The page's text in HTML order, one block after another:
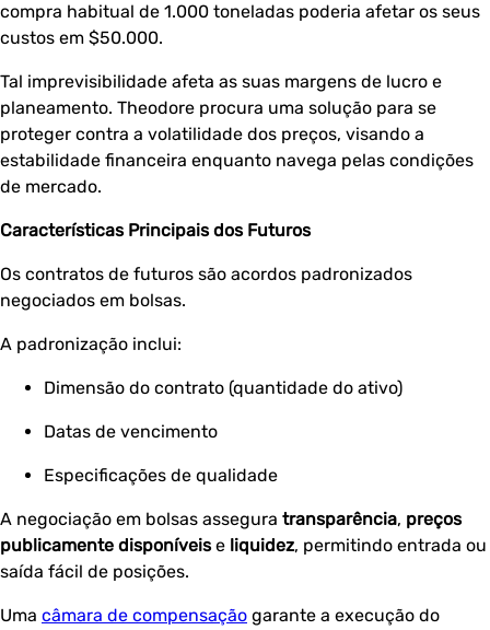
compra habitual de 1.000 toneladas poderia afetar os seus
custos em $50.000.
Tal imprevisibilidade afeta as suas margens de lucro e
planeamento. Theodore procura uma solução para se
proteger contra a volatilidade dos preços, visando a
estabilidade financeira enquanto navega pelas condições
de mercado.
Características Principais dos Futuros
Os contratos de futuros são acordos padronizados
negociados em bolsas.
A padronização inclui:
Dimensão do contrato (quantidade do ativo)
Datas de vencimento
Especificações de qualidade
A negociação em bolsas assegura transparência, preços
publicamente disponíveise liquidez, permitindo entrada ou
saída fácil de posições.
Uma câmara de compensação garante a execução do